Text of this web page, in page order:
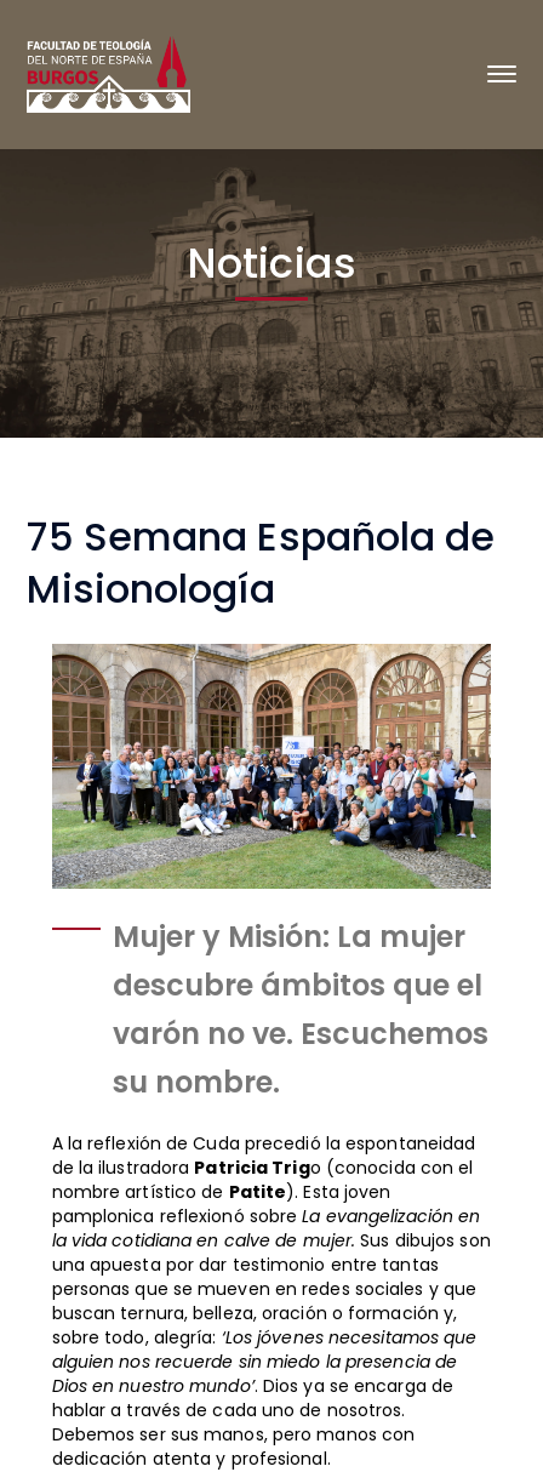
Noticias
75 Semana Española de
Misionología
Mujer y Misión: La mujer
descubre ámbitos que el
varón no ve. Escuchemos
su nombre.
A la reflexión de Cuda precedió la espontaneidad
de la ilustradora Patricia Trigo (conocida con el
nombre artístico de Patite). Esta joven
pamplonica reflexionó sobreLa evangelización en
la vida cotidiana en calve de mujer. Sus dibujos son
una apuesta por dar testimonio entre tantas
personas que se mueven en redes sociales y que
buscan ternura, belleza, oración o formación y,
sobre todo, alegría: ‘Los jóvenes necesitamos que
alguien nos recuerde sin miedo la presencia de
Dios en nuestro mundo’. Dios ya se encarga de
hablar a través de cada uno de nosotros.
Debemos ser sus manos, pero manos con
dedicación atenta y profesional.